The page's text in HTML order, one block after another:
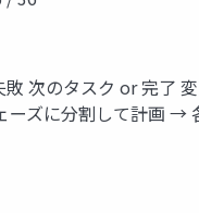
次のタスク or 完了
ズに分割して計画 →